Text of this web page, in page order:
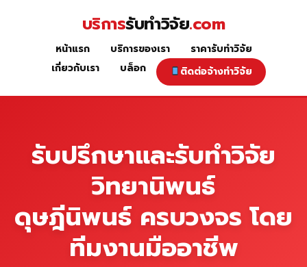
หน้าแรก
บริการรับทำวิจัย.com
หน้าแรก บริการของเรา
ราคารับทำวิจัย
เกี่ยวกับเรา
บล็อก ติดต่อจ้างทำวิจัย
รับปรึกษาและรับทำวิจัย
วิทยานิพนธ์
ดุษฎีนิพนธ์ ครบวงจร โดย
ทีมงานมืออาชีพ